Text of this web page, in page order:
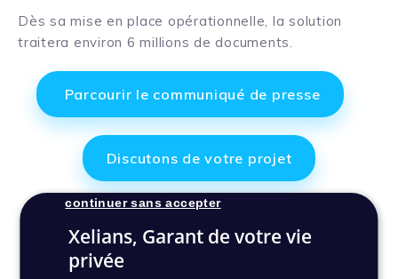
Dès sa mise en place opérationnelle, la solution
traitera environ 6 millions de documents.
Parcourir le communiqué de presse
Discutons de votre projet
Xelians, Garant de votre vie
privée
continuer sans accepter